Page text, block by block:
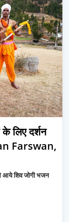
लिए दर्शन
Farswan,
आये शिव जोगी भजन